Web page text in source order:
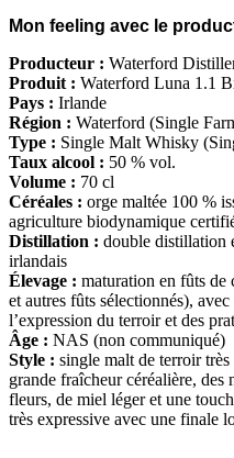
Mon feeling avec le
Producteur : Waterford
Produit : Waterford Luna 1.1
Pays : Irlande
Région : Waterford (Single
Type : Single Malt Whisky
Taux alcool : 50 % vol.
Volume : 70 cl
Céréales : orge maltée 100 %
agriculture biodynamique
Distillation : double distillation
irlandais
Élevage : maturation en fûts de
et autres fûts sélectionnés),
l’expression du terroir et des
Âge : NAS (non communiqué)
Style : single malt de terroir
grande fraîcheur céréalière, des
fleurs, de miel léger et une
très expressive avec une finale